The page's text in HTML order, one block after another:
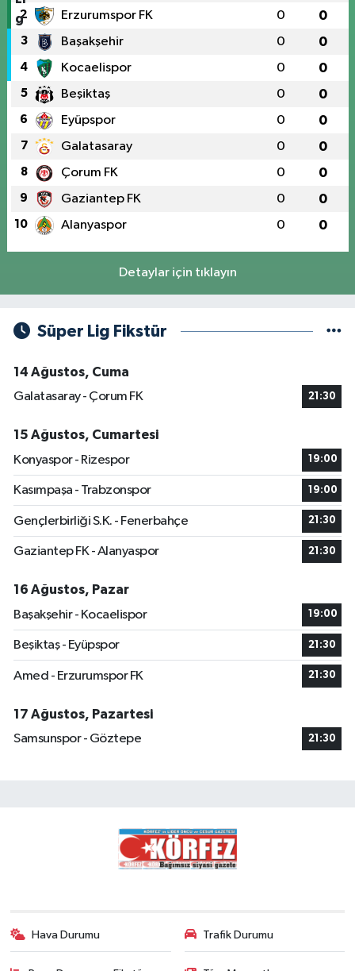
2 Erzurumspor FK 0 0
3 Başakşehir 0 0
4 Kocaelispor 0 0
5 Beşiktaş 0 0
6 Eyüpspor 0 0
7 Galatasaray 0 0
8 Çorum FK 0 0
9 Gaziantep FK 0 0
10 Alanyaspor 0 0
Detaylar için tıklayın
Süper Lig Fikstür
14 Ağustos, Cuma
Galatasaray - Çorum FK
21:30
15 Ağustos, Cumartesi
Konyaspor - Rizespor
19:00
Kasımpaşa - Trabzonspor 19:00
Gençlerbirliği S.K. - Fenerbahçe 21:30
Gaziantep FK - Alanyaspor 21:30
16 Ağustos, Pazar
Başakşehir - Kocaelispor
19:00
Beşiktaş - Eyüpspor 21:30
Amed - Erzurumspor FK 21:30
17 Ağustos, Pazartesi
Samsunspor - Göztepe
21:30
Hava Durumu Trafik Durumu